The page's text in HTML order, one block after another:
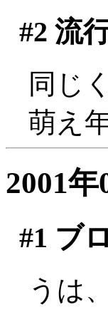
#2 流
同じく
萌え
2001
#1 ブ
うは